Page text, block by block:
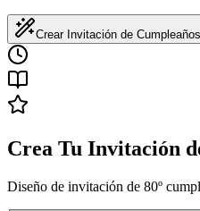
Crear Invitación de
Crea Tu Invitación
Diseño de invitación de 80º